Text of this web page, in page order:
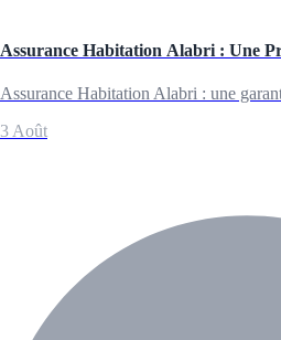
Assurance Habitation Alabri : Une
Assurance Habitation Alabri : une
3 Août